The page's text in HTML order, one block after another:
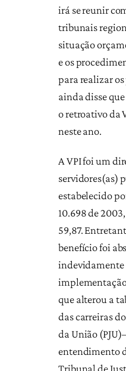
irá se reunir
tribunais
situação
e os
para realizar
ainda disse
o retroativo da
neste ano.
A VPI foi um
servidores(as)
estabelecido
10.698 de
59,87.
benefício foi
indevidamente
que alterou a
das carreiras
da União
entendimento